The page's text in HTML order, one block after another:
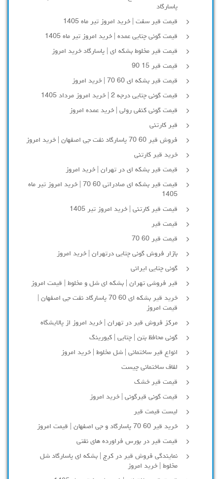
پاسارگاد
قیمت قیر سفت | خرید امروز تیر ماه 1405
قیمت گونی چتایی عمده | خرید امروز تیر ماه 1405
قیمت قیر مخلوط بشکه ای | پاسارگاد خرید امروز
قیمت قیر 15 90
قیمت قیر بشکه ای 60 70 | خرید امروز
قیمت گونی چتایی درجه 2 | خرید امروز مرداد 1405
قیمت گونی کنفی رولی | خرید عمده امروز
قیر کارتنی
فروش قیر 60 70 پاسارگاد نفت جی اصفهان | خرید امروز
خرید قیر کارتنی
قیمت قیر بشکه ای در تهران | خرید امروز
قیمت قیر بشکه ای صادراتی 60 70 | خرید امروز تیر ماه
1405
قیمت قیر کارتنی | خرید امروز تیر 1405
قیمت قیر
قیمت قیر 60 70
بازار فروش گونی چتایی درتهران | خرید امروز
گونی چتایی ایرانی
قیر فروشی تهران | بشکه ای شل و مخلوط | قیمت امروز
خرید قیر بشکه ای 60 70 پاسارگاد نفت جی اصفهان |
قیمت امروز
مرکز فروش قیر در تهران | خرید امروز از پالایشگاه
گونی محافظ بتن | چتایی | کیورینگ
انواع قیر ساختمانی | شل مخلوط | خرید امروز
لفاف ساختمانی چیست
قیمت قیر خشک
قیمت گونی قیرگونی | خرید امروز
لیست قیمت قیر
خرید قیر 60 70 پاسارگاد و جی اصفهان | قیمت امروز
قیمت قیر در بورس فراورده های نفتی
نمایندگی فروش قیر در کرج | بشکه ای پاسارگاد شل
مخلوط | خرید امروز